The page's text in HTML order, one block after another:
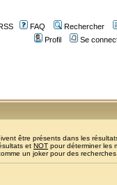
FAQ
Rechercher
Profil
Se
être présents dans les
et NOT pour déterminer les
un joker pour des